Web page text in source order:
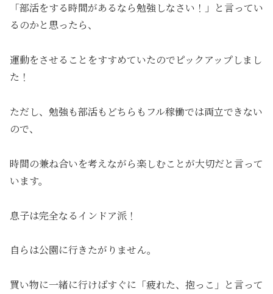
「部活をする時間があるなら勉強しなさい！」と言ってい
るのかと思ったら、
運動をさせることをすすめていたのでピックアップしまし
た！
ただし、勉強も部活もどちらもフル稼働では両立できない
ので、
時間の兼ね合いを考えながら楽しむことが大切だと言って
います。
息子は完全なるインドア派！
自らは公園に行きたがりません。
買い物に一緒に行けばすぐに「疲れた、抱っこ」と言って